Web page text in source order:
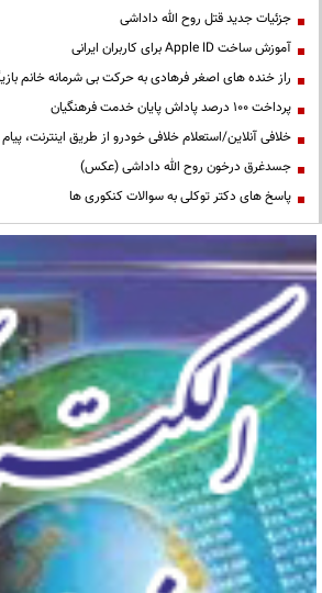
جزئیات جدید قتل روح الله داداشی
آموزش ساخت Apple ID برای کاربران ایرانی
راز خنده های اصغر فرهادی به حرکت بی شرمانه خانم
پرداخت ۱۰۰ درصد پاداش پایان خدمت فرهنگیان
خلافی آنلاین/استعلام خلافی خودرو از طریق اینترنت،
جسدغرق درخون روح الله داداشی (عکس)
پاسخ های دکتر توکلی به سوالات کنکوری ها